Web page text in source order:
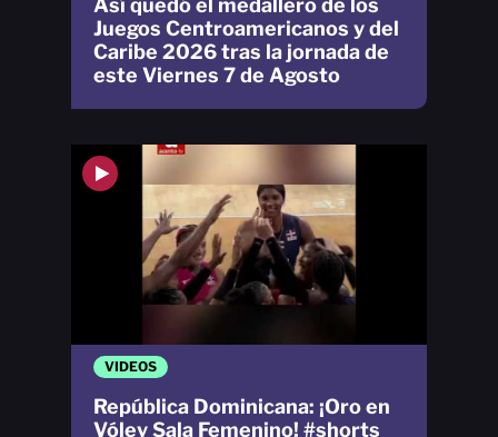
VIDEOS
República Dominicana: ¡Oro en
Vóley Sala Femenino! #shorts
Así quedó el medallero de los
Juegos Centroamericanos y del
Caribe 2026 tras la jornada de
este Viernes 7 de Agosto